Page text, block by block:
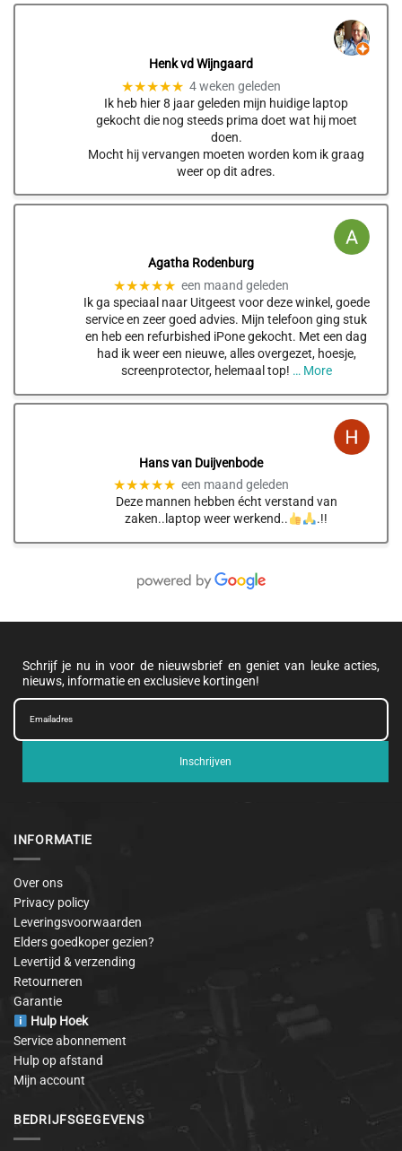
Henk vd Wijngaard
★★★★★ 4 weken geleden
Ik heb hier 8 jaar geleden mijn huidige laptop
gekocht die nog steeds prima doet wat hij moet
doen.
Mocht hij vervangen moeten worden kom ik graag
weer op dit adres.
Agatha Rodenburg
★★★★★ een maand geleden
Ik ga speciaal naar Uitgeest voor deze winkel, goede
service en zeer goed advies. Mijn telefoon ging stuk
en heb een refurbished iPone gekocht. Met een dag
had ik weer een nieuwe, alles overgezet, hoesje,
screenprotector, helemaal top! … More
Hans van Duijvenbode
★★★★★ een maand geleden
Deze mannen hebben écht verstand van
zaken..laptop weer werkend..
.!!
Schrijf je nu in voor de nieuwsbrief en geniet van leuke acties,
nieuws, informatie en exclusieve kortingen!
Inschrijven
INFORMATIE
Over ons
Privacy policy
Leveringsvoorwaarden
Elders goedkoper gezien?
Levertijd & verzending
Retourneren
Garantie
Hulp Hoek
Service abonnement
Hulp op afstand
Mijn account
BEDRIJFSGEGEVENS